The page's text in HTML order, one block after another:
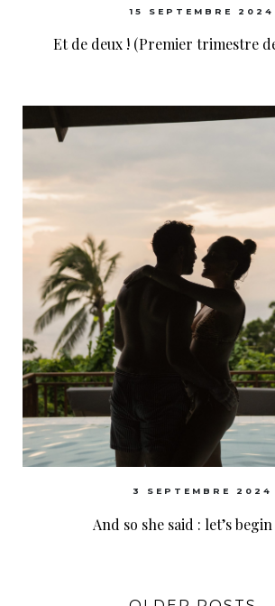
15 SEPTEMBRE 2024
Et de deux ! (Premier trimestre
3 SEPTEMBRE 2024
And so she said : let’s